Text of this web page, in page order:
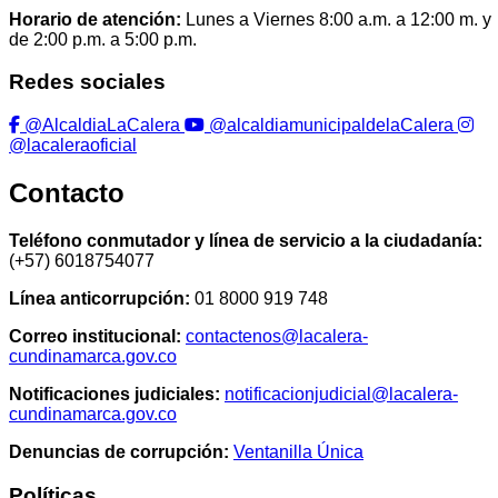
Horario de atención: Lunes a Viernes 8:00 a.m. a 12:00 m. y
de 2:00 p.m. a 5:00 p.m.
Redes sociales
@AlcaldiaLaCalera
@alcaldiamunicipaldelaCalera
@lacaleraoficial
Contacto
Teléfono conmutador y línea de servicio a la ciudadanía:
(+57) 6018754077
Línea anticorrupción: 01 8000 919 748
Correo institucional: contactenos@lacalera-
cundinamarca.gov.co
Notificaciones judiciales: notificacionjudicial@lacalera-
cundinamarca.gov.co
Denuncias de corrupción: Ventanilla Única